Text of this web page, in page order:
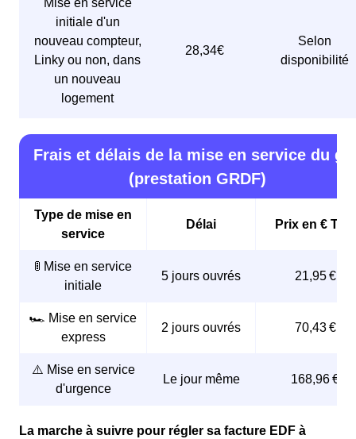
Mise en service
initiale d'un
nouveau compteur,
Linky ou non, dans
un nouveau
logement
28,34€
Selon
disponibilité
Frais et délais de la mise en service du
(prestation GRDF)
Type de mise en
service
Délai Prix en € TTC
🚦 Mise en service
initiale
5 jours ouvrés 21,95 €
🏎️ Mise en service
express
2 jours ouvrés 70,43 €
⚠️ Mise en service
d'urgence
Le jour même 168,96 €
La marche à suivre pour régler sa facture EDF à